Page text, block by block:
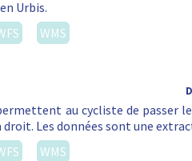
Urbis.
WMS
au cycliste de passer
Les données sont une
WMS